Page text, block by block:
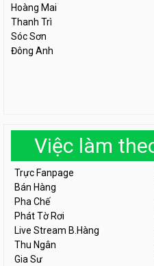
Hoàng Mai
Thanh Trì
Sóc Sơn
Đông Anh
Việc làm
Trực Fanpage
Bán Hàng
Pha Chế
Phát Tờ Rơi
Live Stream B.Hàng
Thu Ngân
Gia Sư